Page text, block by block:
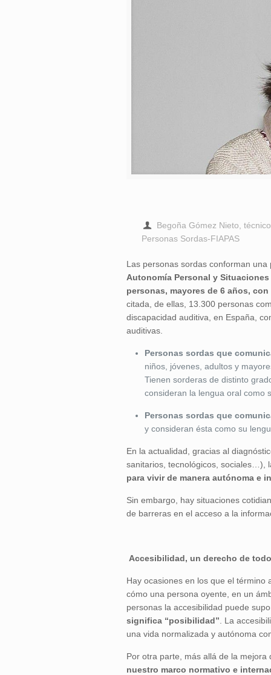
Begoña Gómez Nieto,
Personas Sordas-FIAPAS
Las personas sordas conforman
Autonomía Personal y Situaciones
personas, mayores de 6 años,
citada, de ellas, 13.300 personas
discapacidad auditiva, en España,
auditivas.
Personas sordas que
niños, jóvenes, adultos y
Tienen sorderas de distinto
consideran la lengua oral como
Personas sordas que
y consideran ésta como su
En la actualidad, gracias al
sanitarios, tecnológicos, sociales…),
para vivir de manera autónoma e
Sin embargo, hay situaciones
de barreras en el acceso a la
Accesibilidad, un derecho de
Hay ocasiones en los que el término
cómo una persona oyente, en un
personas la accesibilidad puede
significa “posibilidad” . La
una vida normalizada y autónoma
Por otra parte, más allá de la
nuestro marco normativo e